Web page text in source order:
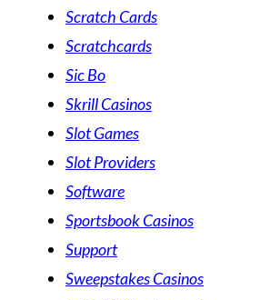
Scratch Cards
Scratchcards
Sic Bo
Skrill Casinos
Slot Games
Slot Providers
Software
Sportsbook Casinos
Support
Sweepstakes Casinos